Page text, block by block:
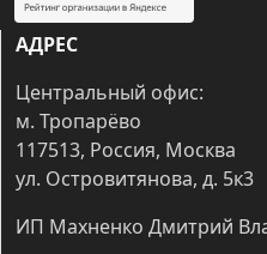
АДРЕС
Центральный офис:
м. Тропарёво
117513, Россия, Москва
ул. Островитянова, д. 5к3
ИП Махненко Дмитрий